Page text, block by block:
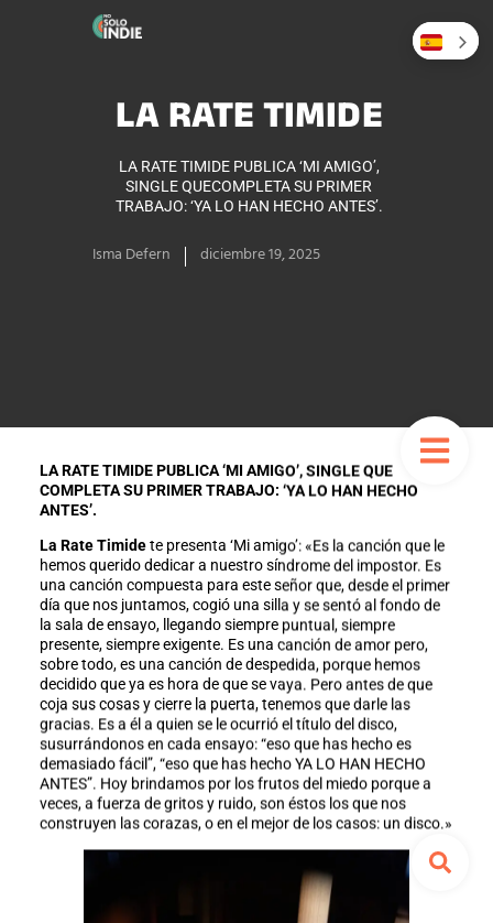
LA RATE TIMIDE
LA RATE TIMIDE PUBLICA ‘MI AMIGO’,
SINGLE QUECOMPLETA SU PRIMER
TRABAJO: ‘YA LO HAN HECHO ANTES’.
Isma Defern diciembre 19, 2025
LA RATE TIMIDE PUBLICA ‘MI AMIGO’, SINGLE QUE
COMPLETA SU PRIMER TRABAJO: ‘YA LO HAN HECHO
ANTES’.
La Rate Timidete presenta ‘Mi amigo’: «Es la canción que le
hemos querido dedicar a nuestro síndrome del impostor. Es
una canción compuesta para este señor que, desde el primer
día que nos juntamos, cogió una silla y se sentó al fondo de
la sala de ensayo, llegando siempre puntual, siempre
presente, siempre exigente. Es una canción de amor pero,
sobre todo, es una canción de despedida, porque hemos
decidido que ya es hora de que se vaya. Pero antes de que
coja sus cosas y cierre la puerta, tenemos que darle las
gracias. Es a él a quien se le ocurrió el título del disco,
susurrándonos en cada ensayo: “eso que has hecho es
demasiado fácil”, “eso que has hecho YA LO HAN HECHO
ANTES”. Hoy brindamos por los frutos del miedo porque a
veces, a fuerza de gritos y ruido, son éstos los que nos
construyen las corazas, o en el mejor de los casos: un disco.»